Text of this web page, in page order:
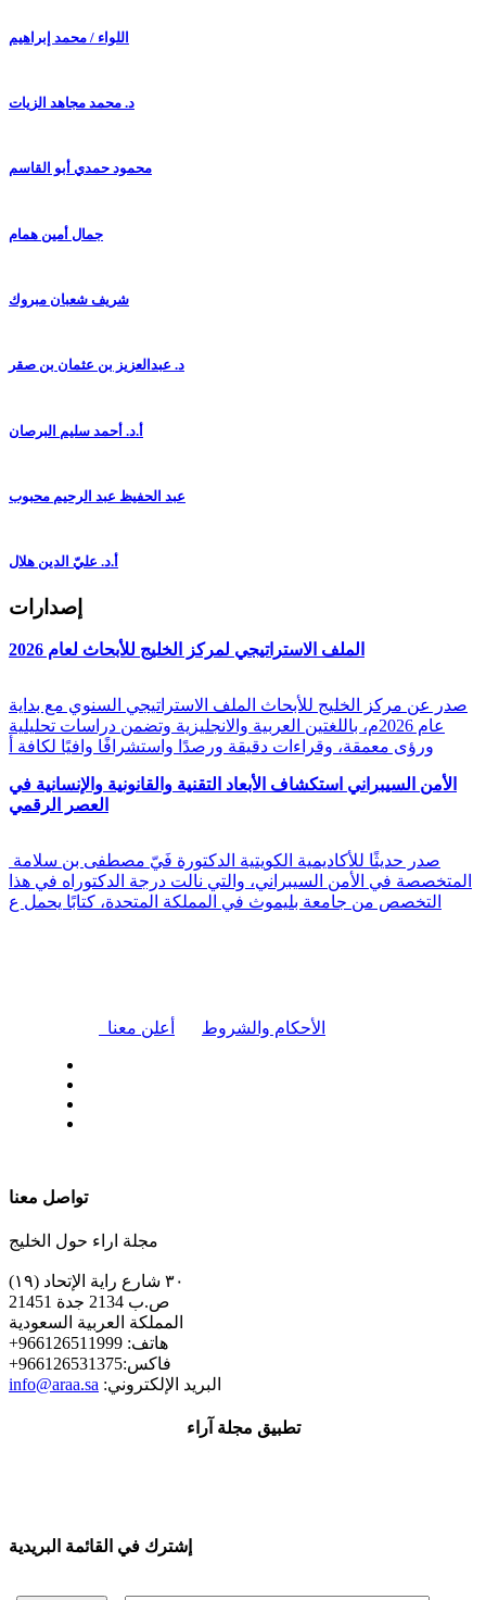
اللواء / محمد إبراهيم
د. محمد مجاهد الزيات
محمود حمدي أبو القاسم
جمال أمين همام
شريف شعبان مبروك
د. عبدالعزيز بن عثمان بن صقر
أ.د. أحمد سليم البرصان
عبد الحفيظ عبد الرحيم محبوب
أ.د. عليّ الدين هلال
إصدارات
الملف الاستراتيجي لمركز الخليج للأبحاث لعام 2026
صدر عن مركز الخليج للأبحاث الملف الاستراتيجي السنوي مع بداية
عام 2026م، باللغتين العربية والانجليزية وتضمن دراسات تحليلية
ورؤى معمقة، وقراءات دقيقة ورصدًا واستشرافًا وافيًا لكافة أ
الأمن السيبراني استكشاف الأبعاد التقنية والقانونية والإنسانية في
العصر الرقمي
المتخصصة في الأمن السيبراني، والتي نالت درجة الدكتوراه في هذا
التخصص من جامعة بليموث في المملكة المتحدة، كتابًا يحمل ع
أعلن معنا الأحكام والشروط
تواصل معنا
مجلة اراء حول الخليج
٣٠ شارع راية الإتحاد (١٩)
ص.ب 2134 جدة 21451
المملكة العربية السعودية
+هاتف: 966126511999
+فاكس:966126531375
info@araa.sa :البريد الإلكتروني
تطبيق مجلة آراء
إشترك في القائمة البريدية